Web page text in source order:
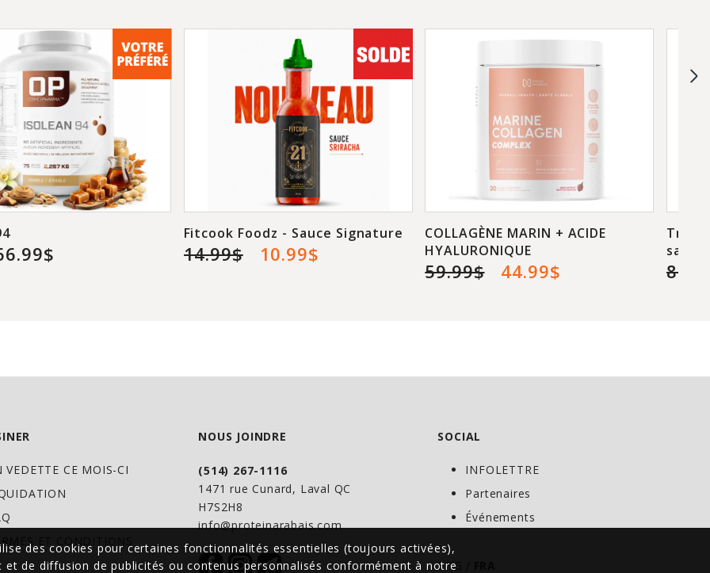
des cookies pour certaines fonctionnalités essentielles (toujours activées),
et de diffusion de publicités ou contenus personnalisés conformément à notre
Sans produits laitiers
Sans gluten
Sans soya
Non-irradié
Stévia biologique
Fitcook Foodz - Sauce Signature
14.99$ 10.99$
COLLAGÈNE MARIN + ACIDE
HYALURONIQUE
59.99$ 44.99$
VEDETTE CE MOIS-CI
ET CONDITIONS
NOUS JOINDRE
(514) 267-1116
1471 rue Cunard, Laval QC
H7S2H8
info@proteinarabais.com
SOCIAL
INFOLETTRE
Partenaires
Événements
ENG